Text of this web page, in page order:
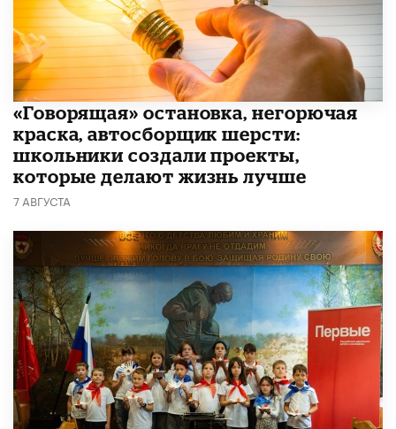
​«Говорящая» остановка, негорючая
краска, автосборщик шерсти:
школьники создали проекты,
которые делают жизнь лучше
7 АВГУСТА